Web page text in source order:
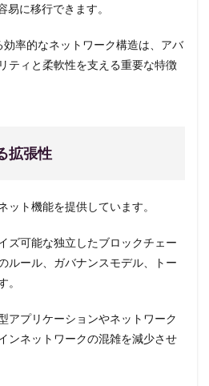
易に移行できます。
率的なネットワーク構造は、アバ
ティと柔軟性を支える重要な特徴
拡張性
ット機能を提供しています。
ズ可能な独立したブロックチェー
ルール、ガバナンスモデル、トー
。
アプリケーションやネットワーク
ンネットワークの混雑を減少させ